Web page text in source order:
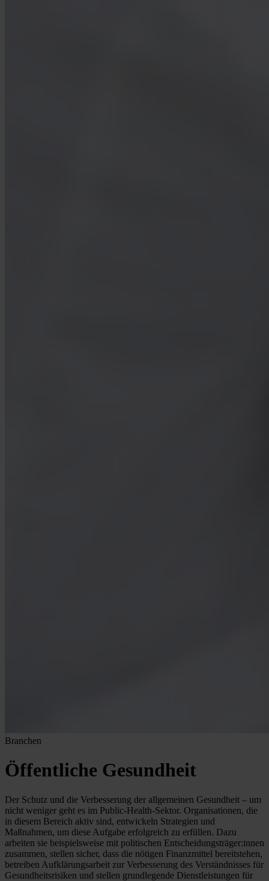
Branchen
Öffentliche Gesundheit
Der Schutz und die Verbesserung der allgemeinen Gesundheit – um
nicht weniger geht es im Public-Health-Sektor. Organisationen, die
in diesem Bereich aktiv sind, entwickeln Strategien und
Maßnahmen, um diese Aufgabe erfolgreich zu erfüllen. Dazu
arbeiten sie beispielsweise mit politischen Entscheidungsträger:innen
zusammen, stellen sicher, dass die nötigen Finanzmittel bereitstehen,
betreiben Aufklärungsarbeit zur Verbesserung des Verständnisses für
Gesundheitsrisiken und stellen grundlegende Dienstleistungen für